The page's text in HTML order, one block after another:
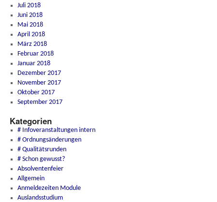
Juli 2018
Juni 2018
Mai 2018
April 2018
März 2018
Februar 2018
Januar 2018
Dezember 2017
November 2017
Oktober 2017
September 2017
Kategorien
# Infoveranstaltungen intern
# Ordnungsänderungen
# Qualitätsrunden
# Schon gewusst?
Absolventenfeier
Allgemein
Anmeldezeiten Module
Auslandsstudium